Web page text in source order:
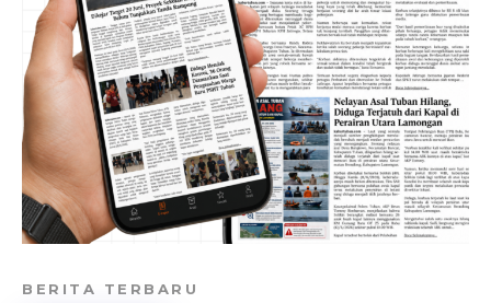
BERITA TERBARU